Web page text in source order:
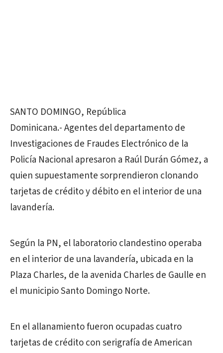
SANTO DOMINGO, República
Dominicana.- Agentes del departamento de
Investigaciones de Fraudes Electrónico de la
Policía Nacional apresaron a Raúl Durán Gómez, a
quien supuestamente sorprendieron clonando
tarjetas de crédito y débito en el interior de una
lavandería.
Según la PN, el laboratorio clandestino operaba
en el interior de una lavandería, ubicada en la
Plaza Charles, de la avenida Charles de Gaulle en
el municipio Santo Domingo Norte.
En el allanamiento fueron ocupadas cuatro
tarjetas de crédito con serigrafía de American